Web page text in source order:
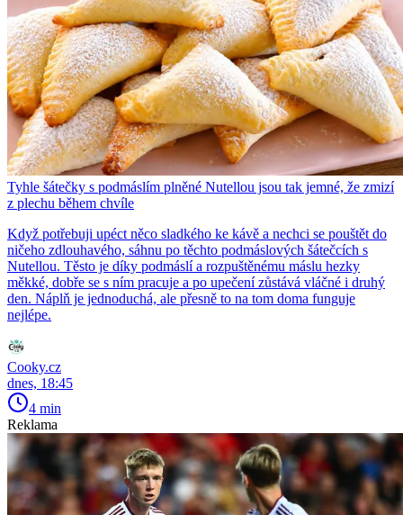
Tyhle šátečky s podmáslím plněné Nutellou jsou tak jemné, že zmizí
z plechu během chvíle
Když potřebuji upéct něco sladkého ke kávě a nechci se pouštět do
ničeho zdlouhavého, sáhnu po těchto podmáslových šátečcích s
Nutellou. Těsto je díky podmáslí a rozpuštěnému máslu hezky
měkké, dobře se s ním pracuje a po upečení zůstává vláčné i druhý
den. Náplň je jednoduchá, ale přesně to na tom doma funguje
nejlépe.
Cooky.cz
dnes, 18:45
4 min
Reklama